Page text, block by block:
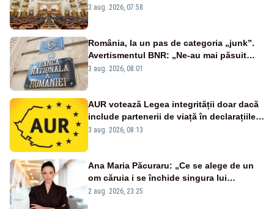
jaloane din PNRR
3 aug. 2026, 07:58
România, la un pas de categoria „junk”.
Avertismentul BNR: „Ne-au mai păsuit
pentru câteva luni”
3 aug. 2026, 08:01
AUR votează Legea integrității doar dacă
include partenerii de viață în declarațiile
de avere și interese, așa cum a anunțat
trebuie să plece din funcție: fără excepții!
3 aug. 2026, 08:13
Ana Maria Păcuraru: „Ce se alege de un
om căruia i se închide singura lui
portiță?”
2 aug. 2026, 23:25